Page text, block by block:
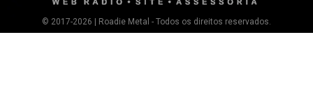
© 2017-2026 | Roadie Metal - Todos os direitos reservados.